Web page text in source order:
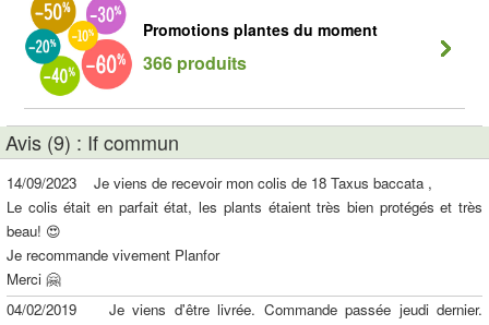
Promotions plantes du moment
366 produits
Avis (9) : If commun
14/09/2023 Je viens de recevoir mon colis de 18 Taxus baccata ,
Le colis était en parfait état, les plants étaient très bien protégés et très
beau! 😍
Je recommande vivement Planfor
Merci 🤗
04/02/2019 Je viens d'être livrée. Commande passée jeudi dernier.